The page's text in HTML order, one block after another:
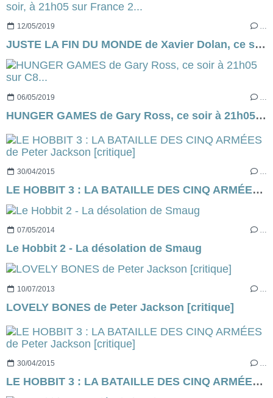
12/05/2019 …
JUSTE LA FIN DU MONDE de Xavier Dolan, ce soir, à 21h05 sur France 2...
06/05/2019
HUNGER GAMES de Gary Ross, ce soir à 21h05 sur C8...
30/04/2015 …
LE HOBBIT 3 : LA BATAILLE DES CINQ ARMÉES de Peter Jackson [critique]
07/05/2014 …
Le Hobbit 2 - La désolation de Smaug
10/07/2013 …
LOVELY BONES de Peter Jackson [critique]
30/04/2015 …
LE HOBBIT 3 : LA BATAILLE DES CINQ ARMÉES de Peter Jackson [critique]